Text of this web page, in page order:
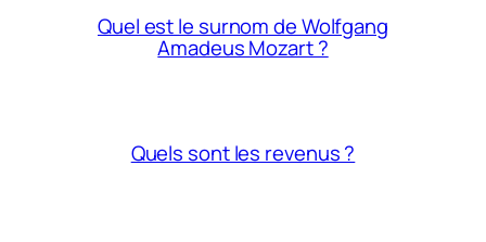
Quel est le surnom de Wolfgang
Amadeus Mozart ?
Quels sont les revenus ?